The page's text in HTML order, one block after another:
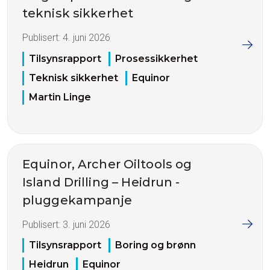
teknisk sikkerhet
Publisert: 4. juni 2026
Tilsynsrapport
Prosessikkerhet
Teknisk sikkerhet
Equinor
Martin Linge
Equinor, Archer Oiltools og
Island Drilling – Heidrun -
pluggekampanje
Publisert: 3. juni 2026
Tilsynsrapport
Boring og brønn
Heidrun
Equinor